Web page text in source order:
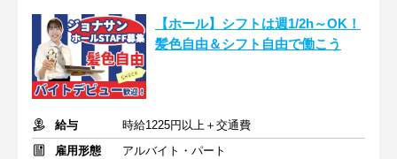
【ホール】シフトは週1/2h～OK！
髪色自由＆シフト自由で働こう
給与
時給1225円以上＋交通費
雇用形態
アルバイト・パート